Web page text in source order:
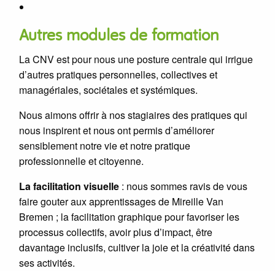
Autres modules de formation
La CNV est pour nous une posture centrale qui irrigue
d’autres pratiques personnelles, collectives et
managériales, sociétales et systémiques.
Nous aimons offrir à nos stagiaires des pratiques qui
nous inspirent et nous ont permis d’améliorer
sensiblement notre vie et notre pratique
professionnelle et citoyenne.
La facilitation visuelle : nous sommes ravis de vous
faire gouter aux apprentissages de Mireille Van
Bremen ; la facilitation graphique pour favoriser les
processus collectifs, avoir plus d’impact, être
davantage inclusifs, cultiver la joie et la créativité dans
ses activités.